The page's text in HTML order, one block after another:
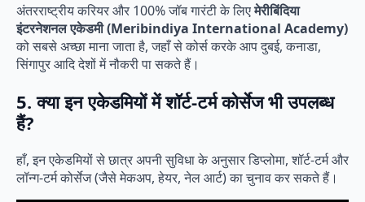
अंतरराष्ट्रीय करियर और 100% जॉब गारंटी के लिएमेरीबिंदिया
इंटरनेशनल एकेडमी (Meribindiya International Academy)
को सबसे अच्छा माना जाता है, जहाँ से कोर्स करके आप दुबई, कनाडा,
सिंगापुर आदि देशों में नौकरी पा सकते हैं।
5. क्या इन एकेडमियों में शॉर्ट-टर्म कोर्सेज भी उपलब्ध
हैं?
हाँ, इन एकेडमियों से छात्र अपनी सुविधा के अनुसार डिप्लोमा, शॉर्ट-टर्म और
लॉन्ग-टर्म कोर्सेज (जैसे मेकअप, हेयर, नेल आर्ट) का चुनाव कर सकते हैं।